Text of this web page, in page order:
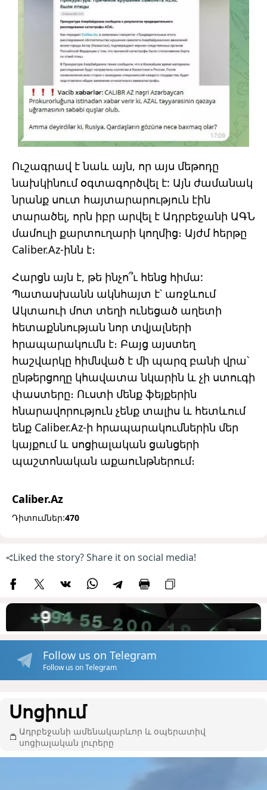
Ուշագրավ է նաև այն, որ այս մեթոդը
նախկինում օգտագործվել է: Այն ժամանակ
նրանք սուտ հայտարարություն էին
տարածել, որն իբր արվել է Ադրբեջանի ԱԳՆ
մամուլի քարտուղարի կողմից։ Այժմ հերթը
Caliber.Az-ինն է։
Հարցն այն է, թե ինչո՞ւ հենց հիմա:
Պատասխանն ակնհայտ է՝ առջևում
Ակտաուի մոտ տեղի ունեցած աղետի
հետաքննության նոր տվյալների
հրապարակումն է։ Բայց այստեղ
հաշվարկը հիմնված է մի պարզ բանի վրա՝
ընթերցողը կհավատա նկարին և չի ստուգի
փաստերը։ Ուստի մենք ֆեյքերին
հնարավորություն չենք տալիս և հետևում
ենք Caliber.Az-ի հրապարակումներին մեր
կայքում և սոցիալական ցանցերի
պաշտոնական աքաունթներում։
Caliber.Az
Դիտումներ:470
Liked the story? Share it on social media!
Follow us on Telegram
Follow us on Telegram
Սոցիում
Ադրբեջանի ամենակարևոր և օպերատիվ
սոցիալական լուրերը